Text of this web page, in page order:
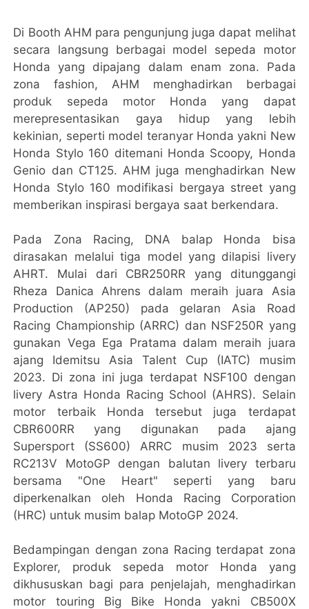
Di Booth AHM para pengunjung juga dapat melihat
secara langsung berbagai model sepeda motor
Honda yang dipajang dalam enam zona. Pada
zona fashion, AHM menghadirkan berbagai
produk sepeda motor Honda yang dapat
merepresentasikan gaya hidup yang lebih
kekinian, seperti model teranyar Honda yakni New
Honda Stylo 160 ditemani Honda Scoopy, Honda
Genio dan CT125. AHM juga menghadirkan New
Honda Stylo 160 modifikasi bergaya street yang
memberikan inspirasi bergaya saat berkendara.
Pada Zona Racing, DNA balap Honda bisa
dirasakan melalui tiga model yang dilapisi livery
AHRT. Mulai dari CBR250RR yang ditunggangi
Rheza Danica Ahrens dalam meraih juara Asia
Production (AP250) pada gelaran Asia Road
Racing Championship (ARRC) dan NSF250R yang
gunakan Vega Ega Pratama dalam meraih juara
ajang Idemitsu Asia Talent Cup (IATC) musim
2023. Di zona ini juga terdapat NSF100 dengan
livery Astra Honda Racing School (AHRS). Selain
motor terbaik Honda tersebut juga terdapat
CBR600RR yang digunakan pada ajang
Supersport (SS600) ARRC musim 2023 serta
RC213V MotoGP dengan balutan livery terbaru
bersama "One Heart" seperti yang baru
diperkenalkan oleh Honda Racing Corporation
(HRC) untuk musim balap MotoGP 2024.
Bedampingan dengan zona Racing terdapat zona
Explorer, produk sepeda motor Honda yang
dikhususkan bagi para penjelajah, menghadirkan
motor touring Big Bike Honda yakni CB500X